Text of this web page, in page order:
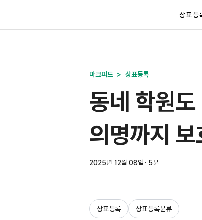
상표등
마크피드 > 상표등록
동네 학원
의명까지
2025년 12월 08일 · 5분
상표등록 상표등록분류